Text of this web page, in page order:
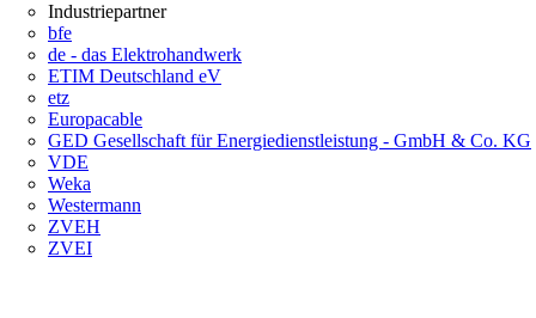
Industriepartner
bfe
de - das Elektrohandwerk
ETIM Deutschland eV
etz
Europacable
GED Gesellschaft für Energiedienstleistung - GmbH & Co. KG
VDE
Weka
Westermann
ZVEH
ZVEI